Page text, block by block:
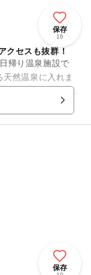
保存
16
クセスも抜群！
帰り温泉施設で
然温泉に入れま
よりプライベート
保存